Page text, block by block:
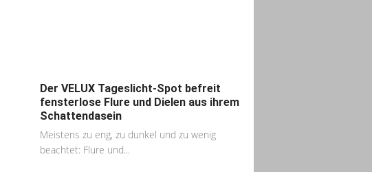
Der VELUX Tageslicht-Spot befreit
fensterlose Flure und Dielen aus ihrem
Schattendasein
Meistens zu eng, zu dunkel und zu wenig
beachtet: Flure und...